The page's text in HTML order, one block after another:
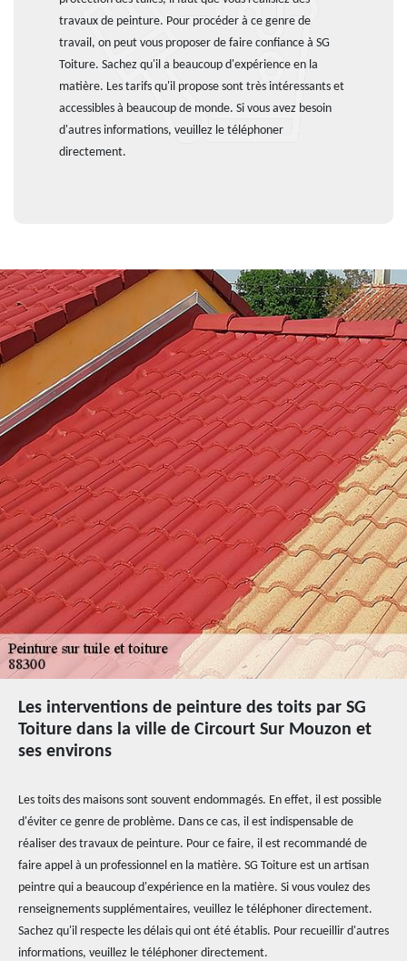
travaux de peinture. Pour procéder à ce genre de
travail, on peut vous proposer de faire confiance à SG
Toiture. Sachez qu'il a beaucoup d'expérience en la
matière. Les tarifs qu'il propose sont très intéressants et
accessibles à beaucoup de monde. Si vous avez besoin
d'autres informations, veuillez le téléphoner
directement.
Les interventions de peinture des toits par SG
Toiture dans la ville de Circourt Sur Mouzon et
ses environs
Les toits des maisons sont souvent endommagés. En effet, il est possible
d'éviter ce genre de problème. Dans ce cas, il est indispensable de
réaliser des travaux de peinture. Pour ce faire, il est recommandé de
faire appel à un professionnel en la matière. SG Toiture est un artisan
peintre qui a beaucoup d'expérience en la matière. Si vous voulez des
renseignements supplémentaires, veuillez le téléphoner directement.
Sachez qu'il respecte les délais qui ont été établis. Pour recueillir d'autres
informations, veuillez le téléphoner directement.